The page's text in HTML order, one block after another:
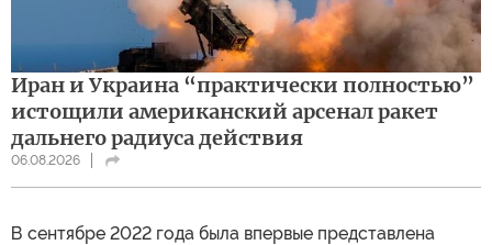
Иран и Украина “практически полностью”
истощили американский арсенал ракет
дальнего радиуса действия
06.08.2026
В сентябре 2022 года была впервые представлена